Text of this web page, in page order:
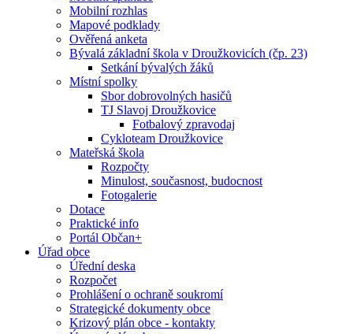
Mobilní rozhlas
Mapové podklady
Ověřená anketa
Bývalá základní škola v Droužkovicích (čp. 23)
Setkání bývalých žáků
Místní spolky
Sbor dobrovolných hasičů
TJ Slavoj Droužkovice
Fotbalový zpravodaj
Cykloteam Droužkovice
Mateřská škola
Rozpočty
Minulost, současnost, budocnost
Fotogalerie
Dotace
Praktické info
Portál Občan+
Úřad obce
Úřední deska
Rozpočet
Prohlášení o ochraně soukromí
Strategické dokumenty obce
Krizový plán obce - kontakty